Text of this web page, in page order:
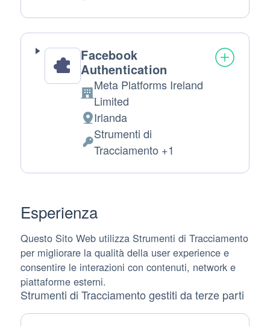
Facebook
Authentication
Azienda:
Meta Platforms Ireland
Limited
Luogo del trattamento:
Irlanda
Dati Personali trattati:
Strumenti di
Tracciamento +1
Esperienza
Questo Sito Web utilizza Strumenti di Tracciamento
per migliorare la qualità della user experience e
consentire le interazioni con contenuti, network e
piattaforme esterni.
Strumenti di Tracciamento gestiti da terze parti